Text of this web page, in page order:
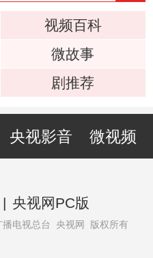
视频百科
微故事
剧推荐
央视影音 微视频
| 央视网PC版
播电视总台 央视网 版权所有